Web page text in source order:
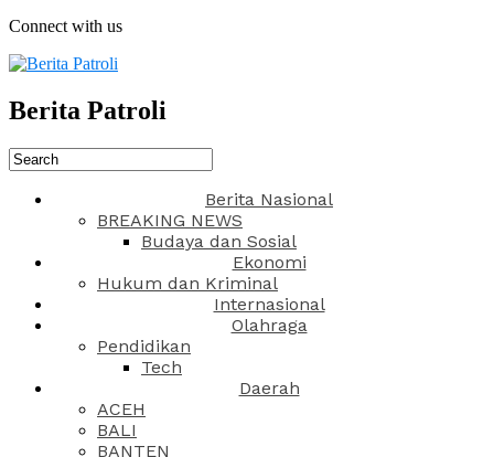
Connect with us
Berita Patroli
Berita Nasional
BREAKING NEWS
Budaya dan Sosial
Ekonomi
Hukum dan Kriminal
Internasional
Olahraga
Pendidikan
Tech
Daerah
ACEH
BALI
BANTEN